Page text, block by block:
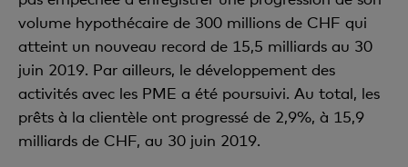
volume hypothécaire de 300 millions de CHF qui
atteint un nouveau record de 15,5 milliards au 30
juin 2019. Par ailleurs, le développement des
activités avec les PME a été poursuivi. Au total, les
prêts à la clientèle ont progressé de 2,9%, à 15,9
milliards de CHF, au 30 juin 2019.